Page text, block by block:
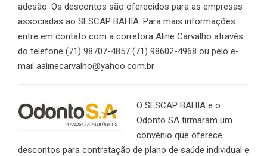
adesão. Os descontos são oferecidos para as empresas
associadas ao SESCAP BAHIA. Para mais informações
entre em contato com a corretora Aline Carvalho através
do telefone (71) 98707-4857 (71) 98602-4968 ou pelo e-
mail aalinecarvalho@yahoo.com.br
O SESCAP BAHIA e o
Odonto SA firmaram um
convênio que oferece
descontos para contratação de plano de saúde individual e